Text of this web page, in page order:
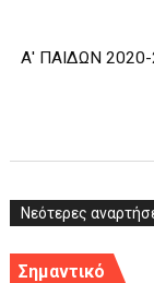
Α' ΠΑΙΔΩΝ 2020-
Νεότερες
Σημαντικό